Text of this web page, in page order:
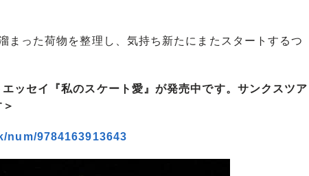
った荷物を整理し、気持ち新たにまたスタートするつ
ッセイ『私のスケート愛』が発売中です。サンクスツア
9784163913643